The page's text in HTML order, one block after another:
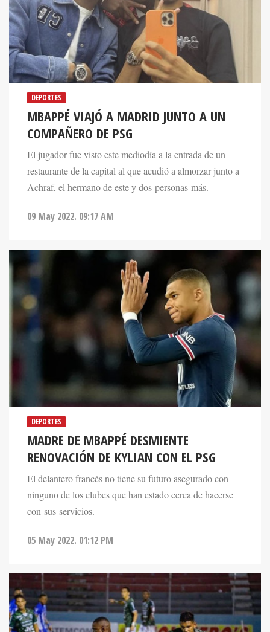
DEPORTES
MBAPPÉ VIAJÓ A MADRID JUNTO A UN
COMPAÑERO DE PSG
El jugador fue visto este mediodía a la entrada de un
restaurante de la capital al que acudió a almorzar junto a
Achraf, el hermano de este y dos personas más.
09 May 2022. 09:17 AM
DEPORTES
MADRE DE MBAPPÉ DESMIENTE
RENOVACIÓN DE KYLIAN CON EL PSG
El delantero francés no tiene su futuro asegurado con
ninguno de los clubes que han estado cerca de hacerse
con sus servicios.
05 May 2022. 01:12 PM